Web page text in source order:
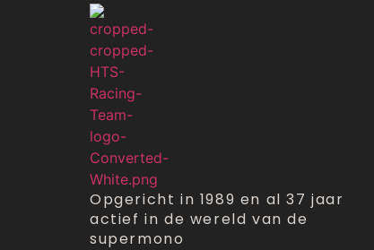
Opgericht in 1989 en al 37 jaar
actief in de wereld van de
supermono